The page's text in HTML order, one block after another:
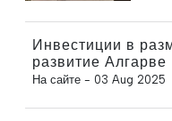
Инвестиции в
развитие Алгарве
На сайте - 03 Aug 2025